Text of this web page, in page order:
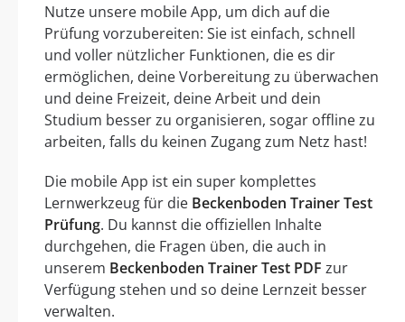
Nutze unsere mobile App, um dich auf die
Prüfung vorzubereiten: Sie ist einfach, schnell
und voller nützlicher Funktionen, die es dir
ermöglichen, deine Vorbereitung zu überwachen
und deine Freizeit, deine Arbeit und dein
Studium besser zu organisieren, sogar offline zu
arbeiten, falls du keinen Zugang zum Netz hast!
Die mobile App ist ein super komplettes
Lernwerkzeug für die Beckenboden Trainer Test
Prüfung. Du kannst die offiziellen Inhalte
durchgehen, die Fragen üben, die auch in
unserem Beckenboden Trainer Test PDF zur
Verfügung stehen und so deine Lernzeit besser
verwalten.